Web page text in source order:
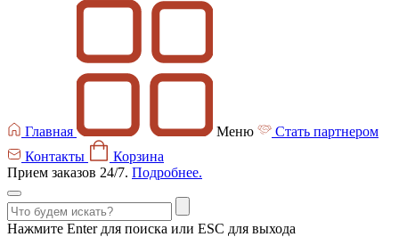
Главная Меню
Стать партнером
Контакты
Корзина
Прием заказов 24/7. Подробнее.
Нажмите Enter для поиска или ESC для выхода